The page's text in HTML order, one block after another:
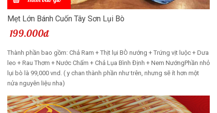
Mẹt Lớn Bánh Cuốn Tây Sơn Lụi Bò
199.000đ
Thành phần bao gồm: Chả Ram + Thịt lụi BÒ nướng + Trứng vịt luộc + Dưa
leo + Rau Thơm + Nước Chấm + Chả Lụa Bình Định + Nem NướngPhần nhỏ
lụi bò là 99,000 vnd. ( y chan thành phần như trên, nhưng sẽ ít hơn một
nửa nguyên liệu nha)